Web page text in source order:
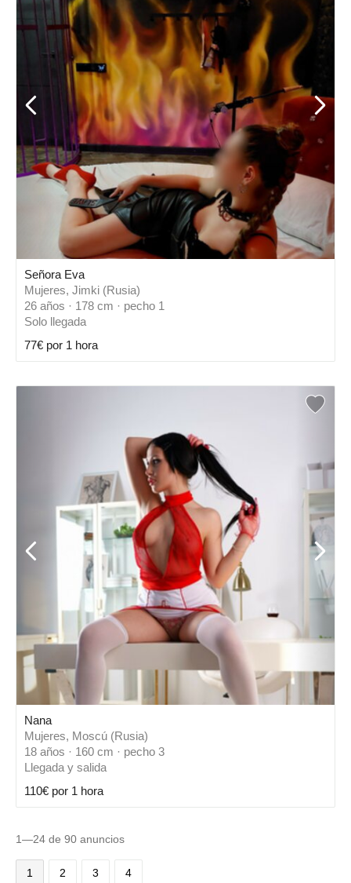
Señora Eva
Mujeres, Jimki (Rusia)
26 años · 178 cm · pecho 1
Solo llegada
77€ por 1 hora
Nana
Mujeres, Moscú (Rusia)
18 años · 160 cm · pecho 3
Llegada y salida
110€ por 1 hora
1—24 de 90 anuncios
1 2 3 4